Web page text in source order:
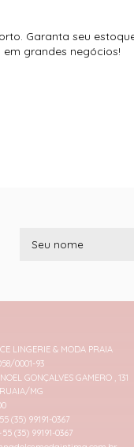
Garanta seu
grandes negócios!
LINGERIE & MODA PRAIA
0001-93
GONÇALVES GAMERO , 131
MG
(35) 99191-0367
(35) 99191-0367